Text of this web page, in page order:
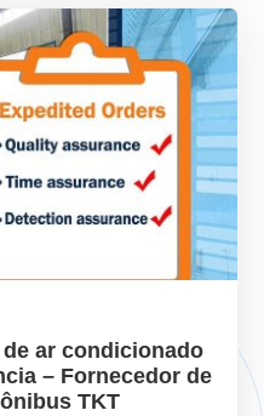
ar condicionado
– Fornecedor de
TKT